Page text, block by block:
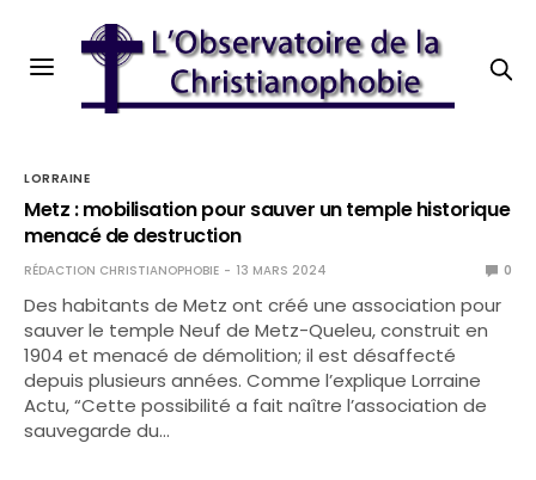
LORRAINE
Metz : mobilisation pour sauver un temple historique
menacé de destruction
RÉDACTION CHRISTIANOPHOBIE 13 MARS 2024 0
Des habitants de Metz ont créé une association pour
sauver le temple Neuf de Metz-Queleu, construit en
1904 et menacé de démolition; il est désaffecté
depuis plusieurs années. Comme l’explique Lorraine
Actu, “Cette possibilité a fait naître l’association de
sauvegarde du…